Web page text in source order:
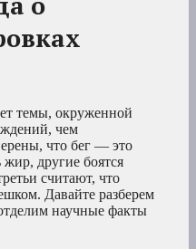
темы, окруженной
чем
что бег — это
другие боятся
считают, что
Давайте разберем
научные факты